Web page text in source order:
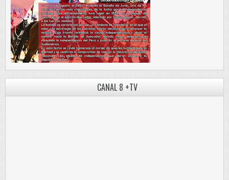
CANAL 8 +TV